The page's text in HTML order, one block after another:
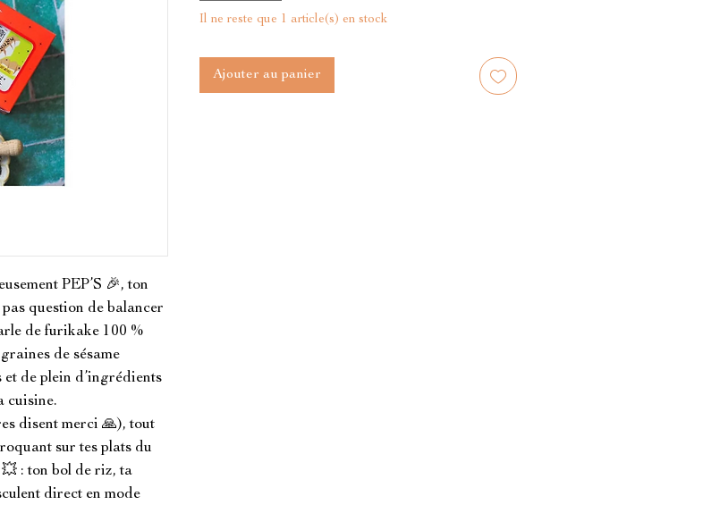
PEP’S 🎉, ton
question de balancer
de furikake 100 %
de sésame
et de plein d’ingrédients
cuisine.
disent merci 🙏), tout
sur tes plats du
💥 : ton bol de riz, ta
direct en mode
Il ne reste que 1 article(s) en stock
Ajouter au panier